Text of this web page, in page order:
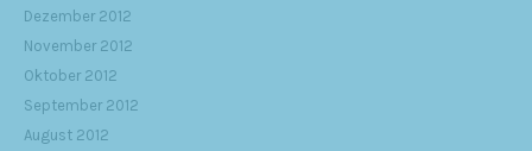
Dezember 2012
November 2012
Oktober 2012
September 2012
August 2012